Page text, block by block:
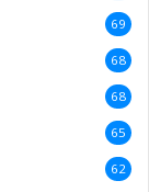
69
68
68
65
62